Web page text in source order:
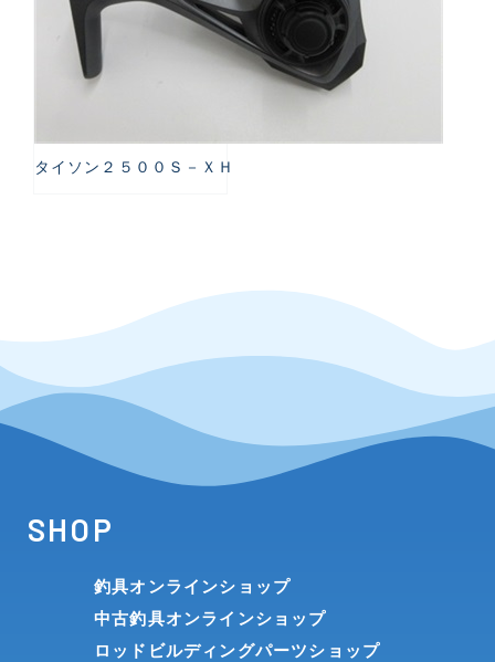
タイソン２５００Ｓ－ＸＨ
SHOP
釣具オンラインショップ
中古釣具オンラインショップ
ロッドビルディングパーツショップ